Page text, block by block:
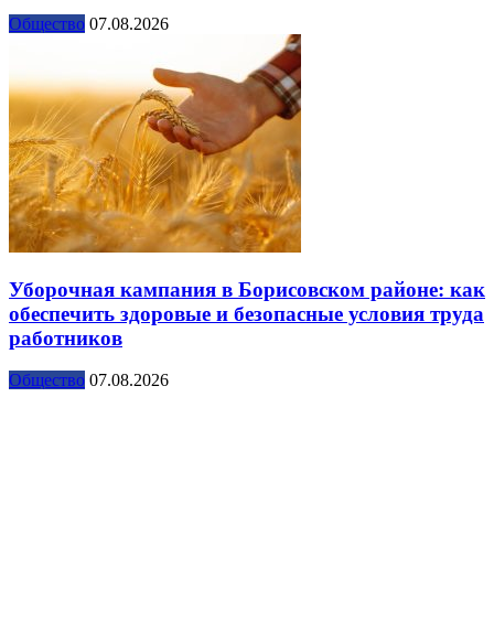
Общество 07.08.2026
Уборочная кампания в Борисовском районе: как
обеспечить здоровые и безопасные условия труда
работников
Общество 07.08.2026